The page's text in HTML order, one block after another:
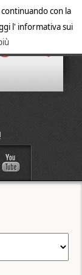
con la
l' informativa sui